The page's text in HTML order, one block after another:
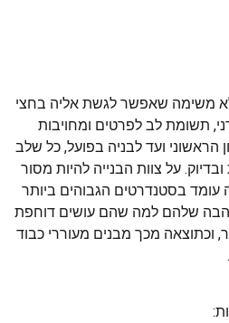
לא משימה שאפשר לגשת אליה בחצי
תשומת לב לפרטים ומחויבות
הראשוני ועד לבניה בפועל, כל שלב
על צוות הבנייה להיות מסור
בסטנדרטים הגבוהים ביותר
שלהם למה שהם עושים דוחפת
וכתוצאה מכך מבנים מעוררי כבוד